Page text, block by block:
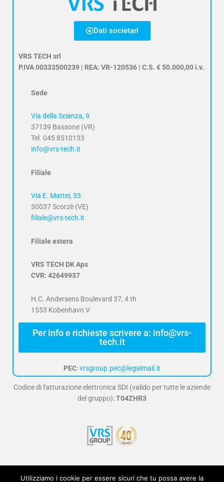
Dati societari
VRS TECH srl
P.IVA 00333500239 | REA: VR-120536 | C.S. € 50.000,00 i.v.
Sede
Via della Scienza, 9
37139 Bassone (VR)
Tel. 045 8510133
info@vrs-tech.it
Filiale
Via E. Mattei, 33
30037 Scorzè (VE)
filiale@vrs-tech.it
Filiale estera
VRS TECH DK Aps
CVR: 42649937
H.C. Andersens Boulevard 37, 4 th
1553 Kobenhavn V
Per info e richieste scrivere a: info@vrs-
tech.it
PEC:vrsgroup.pec@legalmail.it
Codice di fatturazione elettronica SDI (valido per tutte le aziende
del gruppo):T04ZHR3
Utilizziamo i cookie per essere sicuri che tu possa avere la